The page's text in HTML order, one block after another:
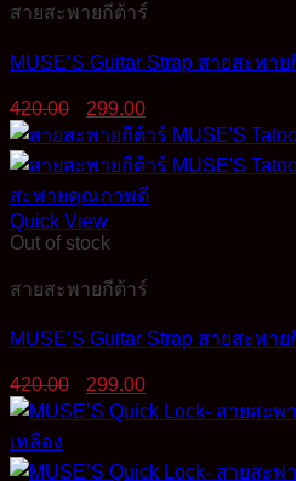
สายสะพายกีต้าร์
MUSE’S Guitar Strap สายสะพา
420.00
Original
price
was:
420.00฿.
299.00
price
is:
299.00฿.
Quick View
Out of stock
สายสะพายกีต้าร์
MUSE’S Guitar Strap สายสะพา
420.00
Original
price
was:
299.00
price
is: